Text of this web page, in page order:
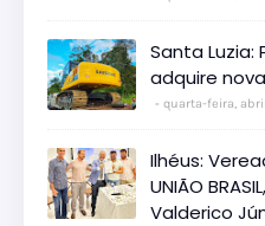
Santa Luzia:
adquire
quarta-feira,
Ilhéus:
UNIÃO
Valderico